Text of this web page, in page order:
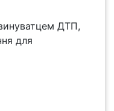
ДТП,
для